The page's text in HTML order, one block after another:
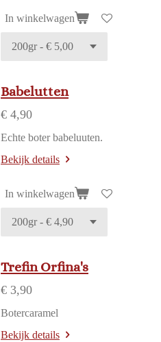
In winkelwagen
Babelutten
€ 4,90
Echte boter babeluuten.
Bekijk details
In winkelwagen
Trefin Orfina's
€ 3,90
Botercaramel
Bekijk details